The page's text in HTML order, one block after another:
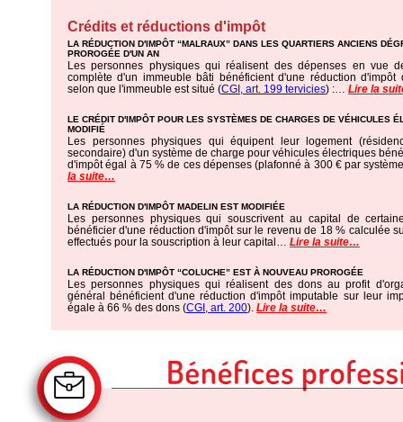
Crédits et réductions d'impôt
LA RÉDUCTION D'IMPÔT “MALRAUX” DANS LES QUARTIERS ANCIENS
PROROGÉE D'UN AN
Les personnes physiques qui réalisent des dépenses en vue
complète d'un immeuble bâti bénéficient d'une réduction
selon que l'immeuble est situé (CGI, art. 199 tervicies) :… Lire la
LE CRÉDIT D'IMPÔT POUR LES SYSTÈMES DE CHARGES DE VÉHICULES
MODIFIÉ
Les personnes physiques qui équipent leur logement
secondaire) d'un système de charge pour véhicules électriques
d'impôt égal à 75 % de ces dépenses (plafonné à 300 € par
la suite…
LA RÉDUCTION D'IMPÔT MADELIN EST MODIFIÉE
Les personnes physiques qui souscrivent au capital de
bénéficier d'une réduction d'impôt sur le revenu de 18 % calculée
effectués pour la souscription à leur capital… Lire la suite…
LA RÉDUCTION D'IMPÔT “COLUCHE” EST À NOUVEAU PROROGÉE
Les personnes physiques qui réalisent des dons au profit
général bénéficient d'une réduction d'impôt imputable sur leur
égale à 66 % des dons (CGI, art. 200). Lire la suite…